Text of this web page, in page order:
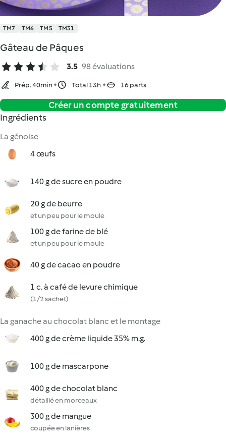
TM7 TM6 TM5 TM31
Gâteau de Pâques
3.5 98 évaluations
Prép. 40min Total 13h 16 parts
Créer un compte gratuitement
Ingrédients
La génoise
4 œufs
140 g de sucre en poudre
20 g de beurre
et un peu pour le moule
100 g de farine de blé
et un peu pour le moule
40 g de cacao en poudre
1 c. à café de levure chimique
(1/2 sachet)
La ganache au chocolat blanc et le montage
400 g de crème liquide 35% m.g.
100 g de mascarpone
400 g de chocolat blanc
détaillé en morceaux
300 g de mangue
coupée en lanières